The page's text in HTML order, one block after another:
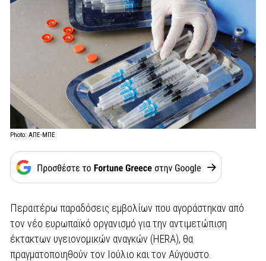
Photo: ΑΠΕ-ΜΠΕ
Περαιτέρω παραδόσεις εμβολίων που αγοράστηκαν από
τον νέο ευρωπαϊκό οργανισμό για την αντιμετώπιση
έκτακτων υγειονομικών αναγκών (HERA), θα
πραγματοποιηθούν τον Ιούλιο και τον Αύγουστο.